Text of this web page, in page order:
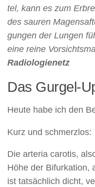
tel, kann es zum
des sau­ren
gun­gen der Lun­gen
eine rei­ne
Radiologienetz
Das Gurgel-
Heute habe ich den
Kurz und schmerzlos:
Die arteria carotis,
Höhe der Bifurkation,
ist tatsächlich dicht,